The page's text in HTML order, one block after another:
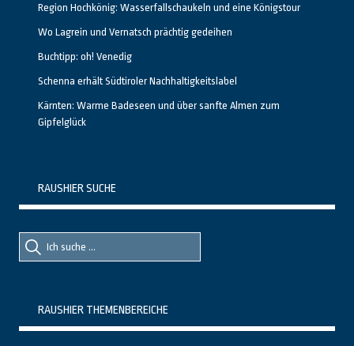
Region Hochkönig: Wasserfallschaukeln und eine Königstour
Wo Lagrein und Vernatsch prächtig gedeihen
Buchtipp: oh! Venedig
Schenna erhält Südtiroler Nachhaltigkeitslabel
Kärnten: Warme Badeseen und über sanfte Almen zum
Gipfelglück
RAUSHIER SUCHE
Suche
nach::
Suche
nach:
RAUSHIER THEMENBEREICHE